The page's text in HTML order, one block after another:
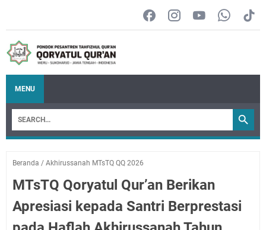
MENU
Beranda / Akhirussanah MTsTQ QQ 2026
MTsTQ Qoryatul Qur’an Berikan
Apresiasi kepada Santri Berprestasi